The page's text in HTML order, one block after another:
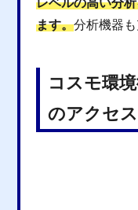
レベルの高い分
ます。分析機器も
コスモ環
のアクセス